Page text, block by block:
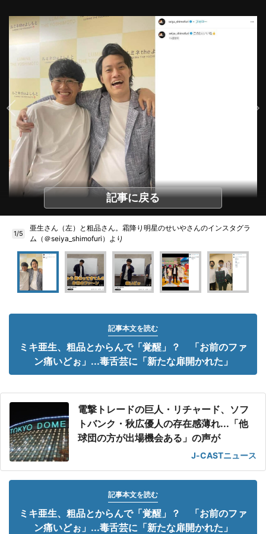
記事に戻る
1/5
亜生さん（左）と粗品さん。霜降り明星のせいやさんのインスタグラ
ム（＠seiya_shimofuri）より
記事本文を読む
ミキ亜生、粗品とからんで「覚醒」？ 「お前のファ
ン痛いどぉ」...毒舌芸に「新たな扉開かれた」
電撃トレードの巨人・リチャード、ソフ
トバンク・秋広優人の存在感薄れ...「他
球団の方が出場機会ある」の声が
J-CASTニュース
記事本文を読む
ミキ亜生、粗品とからんで「覚醒」？ 「お前のファ
ン痛いどぉ」...毒舌芸に「新たな扉開かれた」